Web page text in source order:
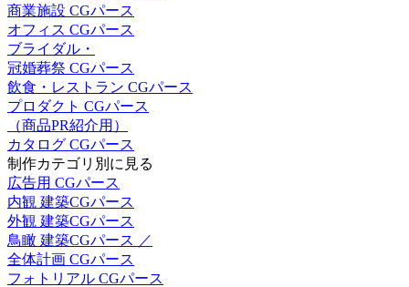
商業施設 CGパース
オフィス CGパース
ブライダル・
冠婚葬祭 CGパース
飲食・レストラン CGパース
プロダクト CGパース
（商品PR紹介用）
カタログ CGパース
制作カテゴリ別に見る
広告用 CGパース
内観 建築CGパース
外観 建築CGパース
鳥瞰 建築CGパース ／
全体計画 CGパース
フォトリアル CGパース